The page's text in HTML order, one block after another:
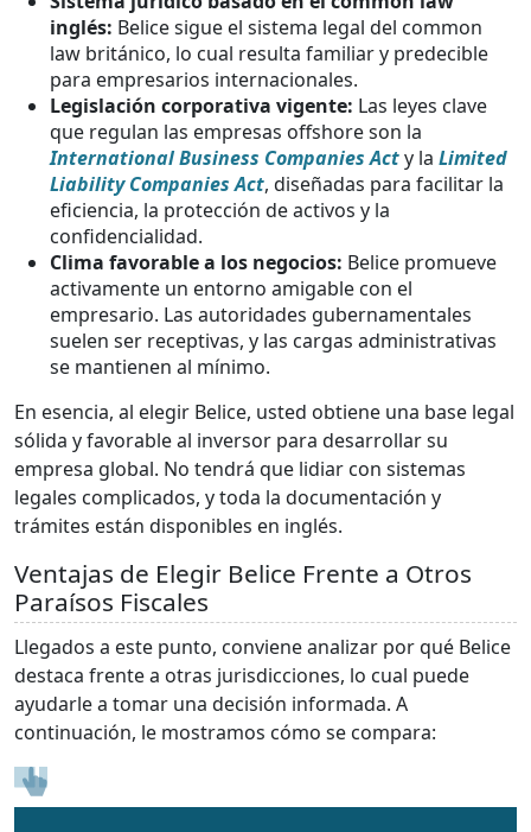
inglés: Belice sigue el sistema legal del common
law británico, lo cual resulta familiar y predecible
para empresarios internacionales.
Legislación corporativa vigente: Las leyes clave
que regulan las empresas offshore son la
International Business Companies Acty la Limited
Liability Companies Act, diseñadas para facilitar la
eficiencia, la protección de activos y la
confidencialidad.
Clima favorable a los negocios: Belice promueve
activamente un entorno amigable con el
empresario. Las autoridades gubernamentales
suelen ser receptivas, y las cargas administrativas
se mantienen al mínimo.
En esencia, al elegir Belice, usted obtiene una base legal
sólida y favorable al inversor para desarrollar su
empresa global. No tendrá que lidiar con sistemas
legales complicados, y toda la documentación y
trámites están disponibles en inglés.
Ventajas de Elegir Belice Frente a Otros
Paraísos Fiscales
Llegados a este punto, conviene analizar por qué Belice
destaca frente a otras jurisdicciones, lo cual puede
ayudarle a tomar una decisión informada. A
continuación, le mostramos cómo se compara: